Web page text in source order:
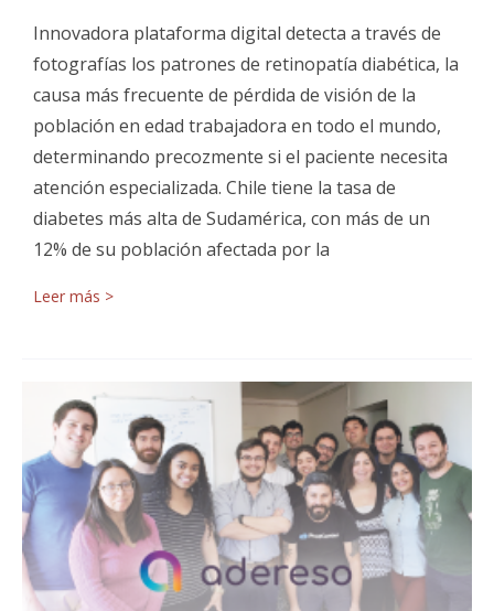
Innovadora plataforma digital detecta a través de
fotografías los patrones de retinopatía diabética, la
causa más frecuente de pérdida de visión de la
población en edad trabajadora en todo el mundo,
determinando precozmente si el paciente necesita
atención especializada. Chile tiene la tasa de
diabetes más alta de Sudamérica, con más de un
12% de su población afectada por la
Leer más >